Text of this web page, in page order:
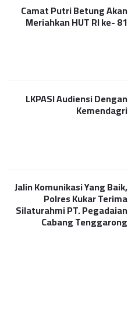
Camat Putri Betung Akan
Meriahkan HUT RI ke- 81
LKPASI Audiensi Dengan
Kemendagri
Jalin Komunikasi Yang Baik,
Polres Kukar Terima
Silaturahmi PT. Pegadaian
Cabang Tenggarong